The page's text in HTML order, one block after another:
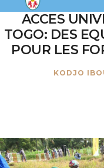
ACCES
TOGO: DES
POUR LES
KODJO